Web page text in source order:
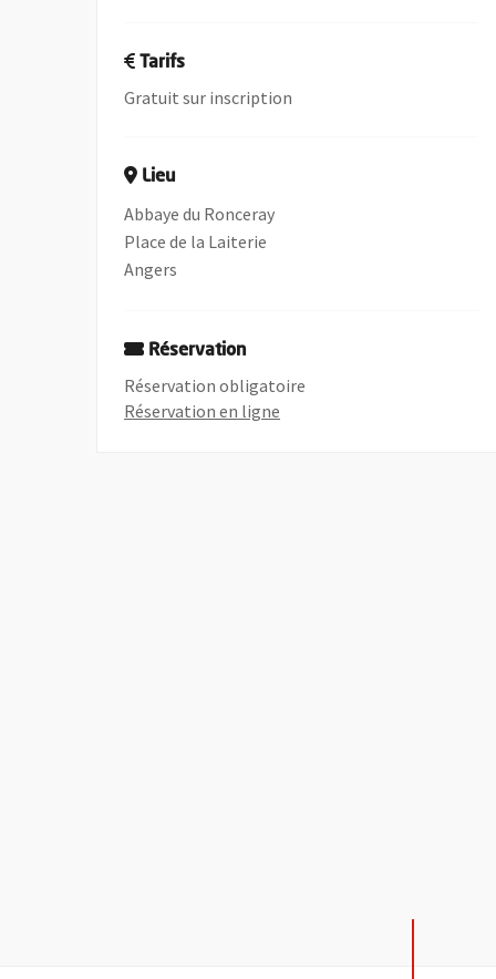
Tarifs
Gratuit sur inscription
Lieu
Abbaye du Ronceray
Place de la Laiterie
Angers
Réservation
Réservation obligatoire
Réservation en ligne